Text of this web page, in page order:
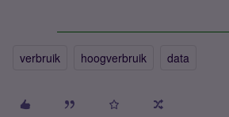
verbruik hoogverbruik data